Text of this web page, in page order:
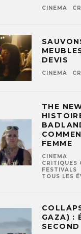
CINEMA
DEVIS
CINEMA
THE
FEMME
CINEMA
CRITIQUES
FESTIVALS
TOUS LES
GAZA) :
SECOND